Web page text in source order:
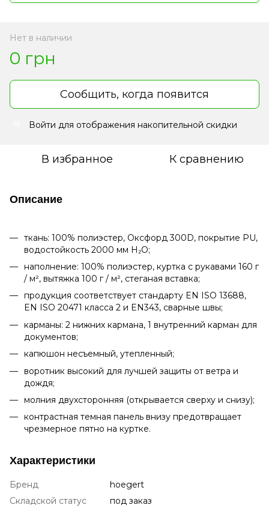
Нет в наличии
0 грн
Сообщить, когда появится
Войти для отображения накопительной скидки
В избранное К сравнению
Описание
ткань: 100% полиэстер, Оксфорд 300D, покрытие PU,
водостойкость 2000 мм H₂O;
наполнение: 100% полиэстер, куртка с рукавами 160 г
/ м², вытяжка 100 г / м², стеганая вставка;
продукция соответствует стандарту EN ISO 13688,
EN ISO 20471 класса 2 и EN343, сварные швы;
карманы: 2 нижних кармана, 1 внутренний карман для
документов;
капюшон несъемный, утепленный;
воротник высокий для лучшей защиты от ветра и
дождя;
молния двухсторонняя (открывается сверху и снизу);
контрастная темная панель внизу предотвращает
чрезмерное пятно на куртке.
Характеристики
Бренд
hoegert
Складской статус
под заказ